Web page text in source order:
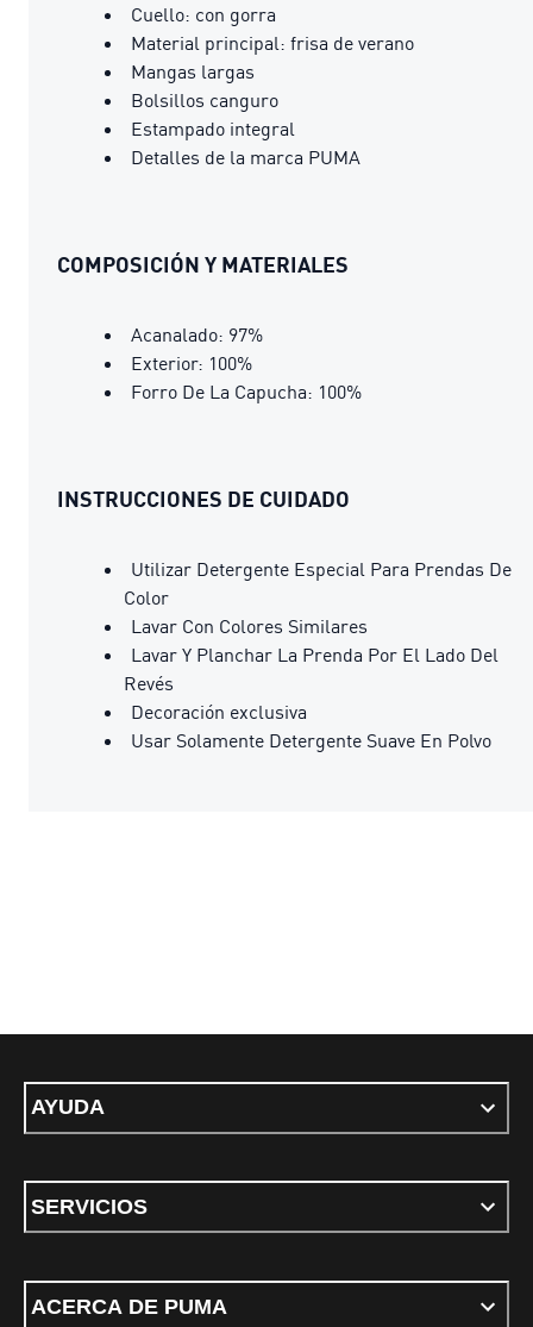
Cuello: con gorra
Material principal: frisa de verano
Mangas largas
Bolsillos canguro
Estampado integral
Detalles de la marca PUMA
COMPOSICIÓN Y MATERIALES
Acanalado: 97%
Exterior: 100%
Forro De La Capucha: 100%
INSTRUCCIONES DE CUIDADO
Utilizar Detergente Especial Para Prendas De
Color
Lavar Con Colores Similares
Lavar Y Planchar La Prenda Por El Lado Del
Revés
Decoración exclusiva
Usar Solamente Detergente Suave En Polvo
AYUDA
SERVICIOS
ACERCA DE PUMA